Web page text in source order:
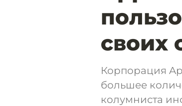
своих
Корпорация
большее
колумниста